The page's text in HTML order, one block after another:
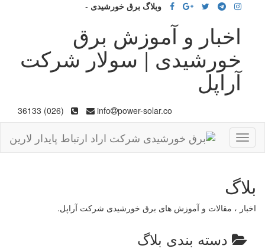
وبلاگ برق خورشیدی -
اخبار و آموزش برق
خورشیدی | سولار شرکت
آراپل
info power-solar.co
(026) 36133
Toggle
navigation
بلاگ
اخبار ، مقالات و آموزش های برق خورشیدی شرکت آراپل.
دسته بندی بلاگ